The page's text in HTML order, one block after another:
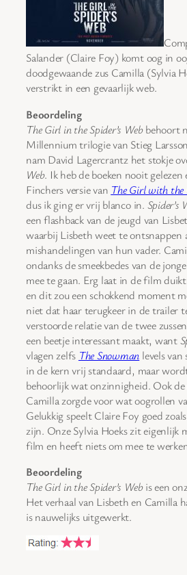
Salander (Claire Foy) komt oog in
doodgewaande zus Camilla (Sylvia
verstrikt in een gevaarlijk web.
Beoordeling
The Girl in the Spider’s Webbehoort
Millennium trilogie van Stieg
nam David Lagercrantz het stokje
Web. Ik heb de boeken nooit gelezen
Finchers versie van The Girl with
dus ik ging er vrij blanco in. Spider’s
een flashback van de jeugd van
waarbij Lisbeth weet te ontsnappen
mishandelingen van hun vader.
ondanks de smeekbedes van de
mee te gaan. Erg laat in de film
en dit zou een schokkend moment
niet dat haar terugkeer in de trailer
verstoorde relatie van de twee
een beetje interessant maakt, want
vlagen zelfs The Snowman levels
in de kern vrij standaard, maar
behoorlijk wat onzinnigheid. Ook
Camilla zorgde voor wat oogrollen
Gelukkig speelt Claire Foy goed
zijn. Onze Sylvia Hoeks zit eigenlijk
film en heeft niets om mee te
Beoordeling
The Girl in the Spider’s Webis een
Het verhaal van Lisbeth en Camilla
is nauwelijks uitgewerkt.